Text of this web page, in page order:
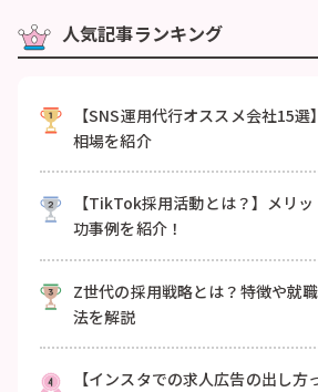
人気記事ランキング
【SNS運用代行オススメ会社15
相場を紹介
【TikTok採用活動とは？】メリ
功事例を紹介！
Z世代の採用戦略とは？特徴や就
法を解説
【インスタでの求人広告の出し方